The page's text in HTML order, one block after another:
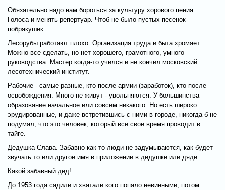
Обязательно надо нам бороться за культуру хорового пения.
Голоса и менять репертуар. Чтоб не было пустых песенок-
побрякушек.
Лесорубы работают плохо. Организация труда и быта хромает.
Можно все сделать, но нет хорошего, грамотного, умного
руководства. Мастер когда-то учился и не кончил московский
лесотехнический институт.
Рабочие - самые разные, кто после армии (заработок), кто после
освобождения. Много не живут - увольняются. У большинства
образование начальное или совсем никакого. Но есть широко
эрудированные, и даже встретившись с ними в городе, никогда б не
подумал, что это человек, который все свое время проводит в
тайге.
Дедушка Слава. Забавно как-то люди не задумываются, как будет
звучать то или другое имя в приложении в дедушке или дяде...
Какой забавный дед!
До 1953 года садили и хватали кого попало невинными, потом